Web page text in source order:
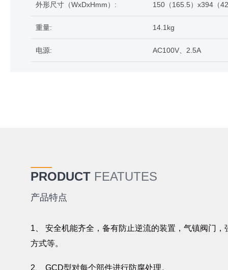
外形尺寸（WxDxHmm）: 150（165.5）x394（
重量: 14.1kg
电源: AC100V、2.5A
PRODUCT FEATUTES
产品特点
1、 安全机能齐全，备有防止逆流的装置，气镇阀门
方式等。
2、 GCD型对每个部件进行防腐处理。